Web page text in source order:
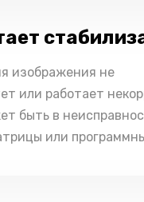
изображения не
или работает
быть в
или